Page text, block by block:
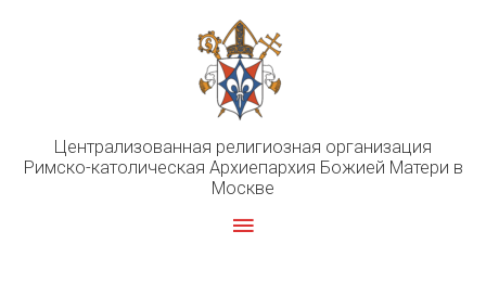
Централизованная религиозная организация
Римско-католическая Архиепархия Божией Матери в
Москве
Главное